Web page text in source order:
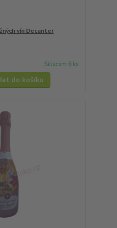
vín Decanter
Skladem 6 ks
do košíku